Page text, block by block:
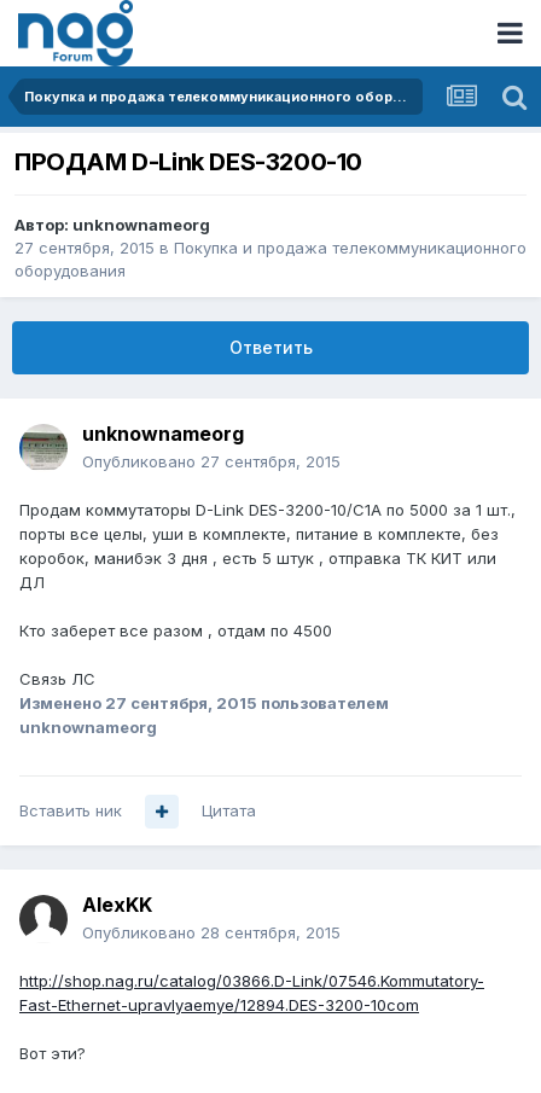
Покупка и продажа телекоммуникационного оборудования
ПРОДАМ D-Link DES-3200-10
Автор: unknownameorg
27 сентября, 2015 в Покупка и продажа телекоммуникационного
оборудования
Ответить
unknownameorg
Опубликовано 27 сентября, 2015
Продам коммутаторы D-Link DES-3200-10/C1A по 5000 за 1 шт.,
порты все целы, уши в комплекте, питание в комплекте, без
коробок, манибэк 3 дня , есть 5 штук , отправка ТК КИТ или
ДЛ
Кто заберет все разом , отдам по 4500
Связь ЛС
Изменено 27 сентября, 2015 пользователем
unknownameorg
Вставить ник Цитата
AlexKK
Опубликовано 28 сентября, 2015
http://shop.nag.ru/catalog/03866.D-Link/07546.Kommutatory-
Fast-Ethernet-upravlyaemye/12894.DES-3200-10com
Вот эти?